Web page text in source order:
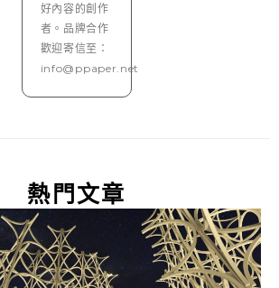
好內容的創作
者。品牌合作
歡迎寄信至：
info@ppaper.net
熱門文章